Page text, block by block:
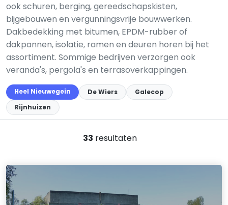
ook schuren, berging, gereedschapskisten,
bijgebouwen en vergunningsvrije bouwwerken.
Dakbedekking met bitumen, EPDM-rubber of
dakpannen, isolatie, ramen en deuren horen bij het
assortiment. Sommige bedrijven verzorgen ook
veranda's, pergola's en terrasoverkappingen.
Heel Nieuwegein De Wiers
Galecop
Rijnhuizen
33 resultaten